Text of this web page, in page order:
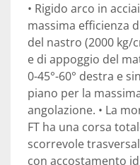
• Rigido arco in
massima efficienza
del nastro (2000 kg/
e di appoggio del
0-45°-60° destra e
piano per la
angolazione. • La
FT ha una corsa
scorrevole
con accostamento